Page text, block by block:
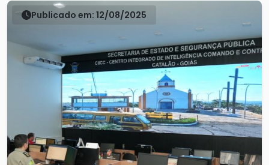
Publicado em: 12/08/2025